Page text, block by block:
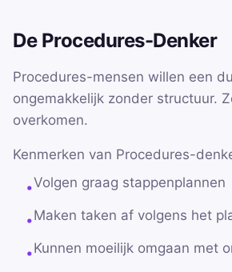
De Procedures-Denker
Procedures-mensen willen een
ongemakkelijk zonder structuur.
overkomen.
Kenmerken van Procedures-
•Volgen graag stappenplannen
•Maken taken af volgens het
•Kunnen moeilijk omgaan met